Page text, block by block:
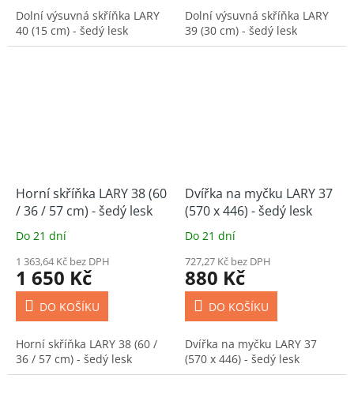
Dolní výsuvná skříňka LARY
40 (15 cm) - šedý lesk
Dolní výsuvná skříňka LARY
39 (30 cm) - šedý lesk
Horní skříňka LARY 38 (60
/ 36 / 57 cm) - šedý lesk
Do 21 dní
1 363,64 Kč bez DPH
1 650 Kč
DO KOŠÍKU
Horní skříňka LARY 38 (60 /
36 / 57 cm) - šedý lesk
Dvířka na myčku LARY 37
(570 x 446) - šedý lesk
Do 21 dní
727,27 Kč bez DPH
880 Kč
DO KOŠÍKU
Dvířka na myčku LARY 37
(570 x 446) - šedý lesk